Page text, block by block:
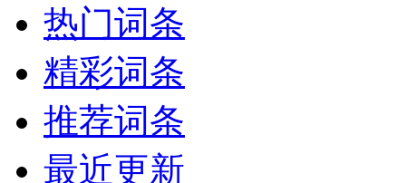
热门词条
精彩词条
推荐词条
最近更新